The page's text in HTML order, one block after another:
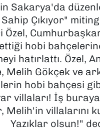
Sakarya'da
Çıkıyor"
Özel,
hobi
hatırlattı. Özel,
Melih Gökçek ve
hobi bahçesi
villaları! İş
Melih'in villalarını
Yazıklar olsun!"